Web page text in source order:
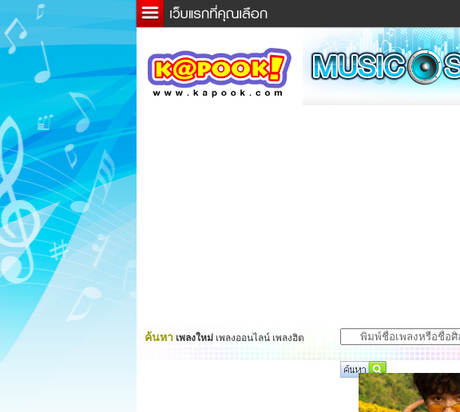
ข่าวด่วน
ละคร
ค้นหา เพลงใหม่ เพลงออนไลน์ เพลงฮิต